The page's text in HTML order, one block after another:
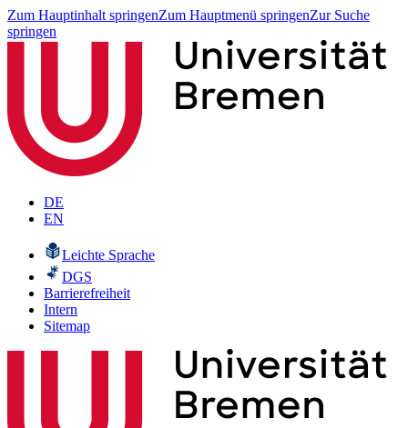
Zum Hauptinhalt springenZum Hauptmenü springenZur Suche
springen
DE
EN
Leichte Sprache
DGS
Barrierefreiheit
Intern
Sitemap